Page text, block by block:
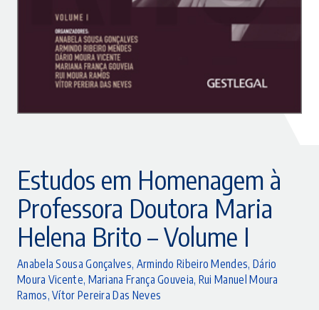
Estudos em Homenagem à
Professora Doutora Maria
Helena Brito – Volume I
Anabela Sousa Gonçalves, Armindo Ribeiro Mendes, Dário
Moura Vicente, Mariana França Gouveia, Rui Manuel Moura
Ramos,Vítor Pereira Das Neves